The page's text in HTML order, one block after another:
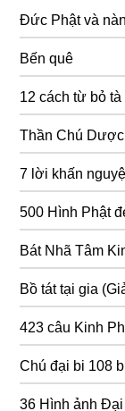
Đức Phật và
Bến quê
12 cách từ bỏ
Thần Chú
7 lời khấn
500 Hình Phật
Bát Nhã Tâm
Bồ tát tại gia
423 câu Kinh
Chú đại bi 108
36 Hình ảnh